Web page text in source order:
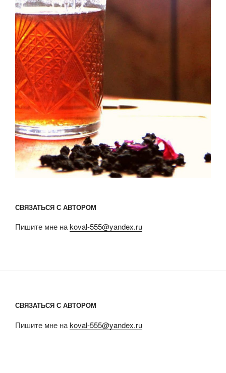
СВЯЗАТЬСЯ С АВТОРОМ
Пишите мне наkoval-555@yandex.ru
СВЯЗАТЬСЯ С АВТОРОМ
Пишите мне наkoval-555@yandex.ru